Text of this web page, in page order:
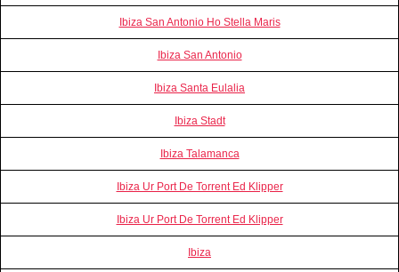
Ibiza San Antonio Ho Stella Maris
Ibiza San Antonio
Ibiza Santa Eulalia
Ibiza Stadt
Ibiza Talamanca
Ibiza Ur Port De Torrent Ed Klipper
Ibiza Ur Port De Torrent Ed Klipper
Ibiza